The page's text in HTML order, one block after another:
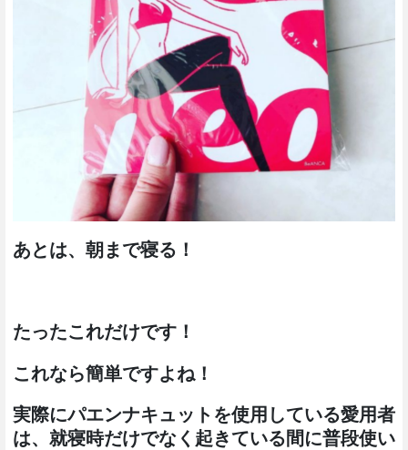
あとは、朝まで寝る！
たったこれだけです！
これなら簡単ですよね！
実際にパエンナキュットを使用している愛用者
は、就寝時だけでなく起きている間に普段使い